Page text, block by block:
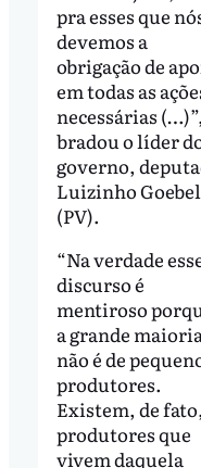
pra esses que
devemos a
obrigação de
em todas as
necessárias (…)”,
bradou o líder
governo,
Luizinho Goebel
(PV).
“Na verdade
discurso é
mentiroso
a grande
não é de
produtores.
Existem, de fato,
produtores que
vivem daquela